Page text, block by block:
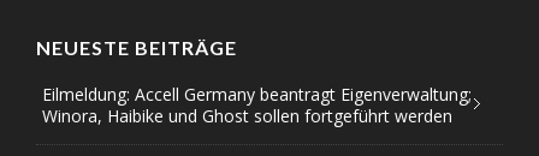
NEUESTE BEITRÄGE
Eilmeldung: Accell Germany beantragt Eigenverwaltung;
Winora, Haibike und Ghost sollen fortgeführt werden